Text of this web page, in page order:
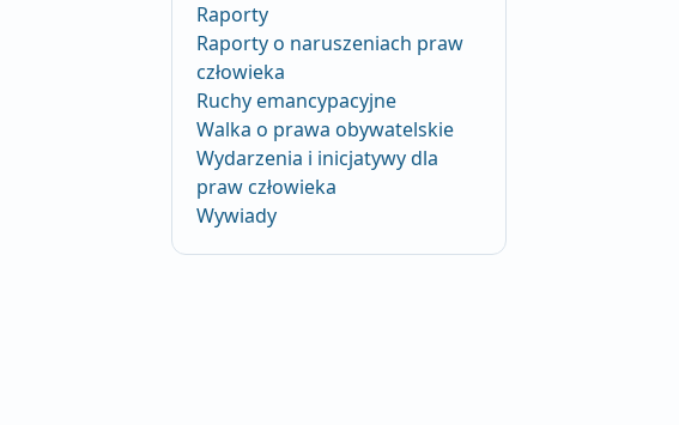
Raporty
Raporty o naruszeniach praw
człowieka
Ruchy emancypacyjne
Walka o prawa obywatelskie
Wydarzenia i inicjatywy dla
praw człowieka
Wywiady